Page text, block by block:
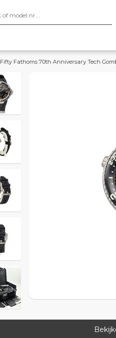
Fifty Fathoms 70th Anniversary Tech